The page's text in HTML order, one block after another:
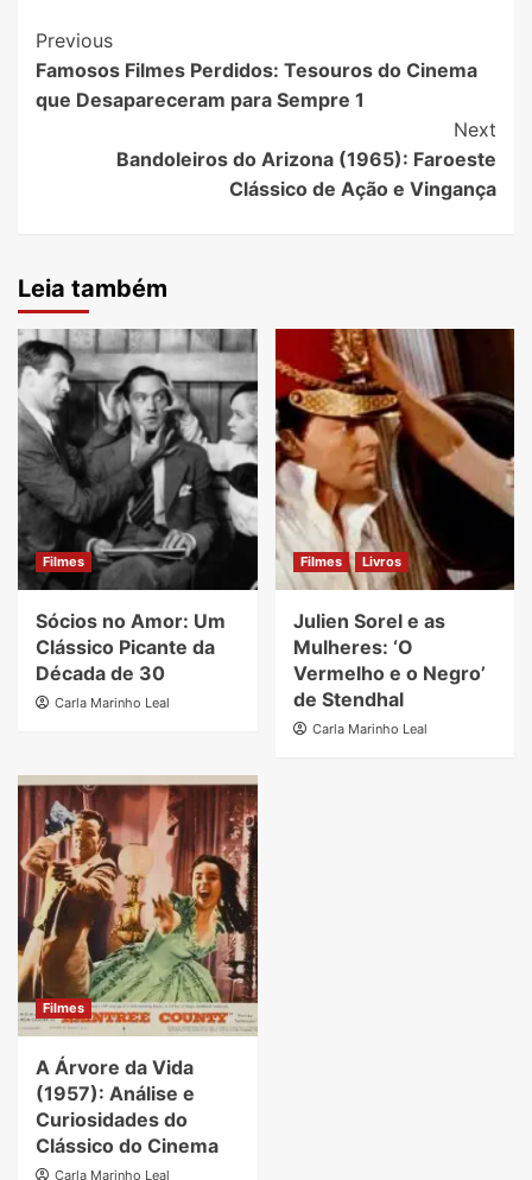
Post
Navigation
Previous
Famosos Filmes Perdidos: Tesouros do Cinema
que Desapareceram para Sempre 1
Next
Bandoleiros do Arizona (1965): Faroeste
Clássico de Ação e Vingança
Leia também
Filmes
Sócios no Amor: Um
Clássico Picante da
Década de 30
Carla Marinho Leal
Filmes Livros
Julien Sorel e as
Mulheres: ‘O
Vermelho e o Negro’
de Stendhal
Carla Marinho Leal
Filmes
A Árvore da Vida
(1957): Análise e
Curiosidades do
Clássico do Cinema
Carla Marinho Leal